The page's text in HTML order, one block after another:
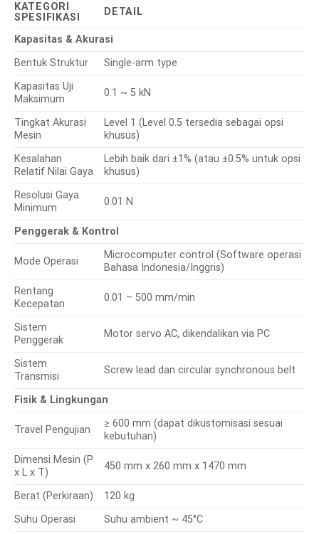
KATEGORI
SPESIFIKASI
DETAIL
Kapasitas & Akurasi
Bentuk Struktur
Single-arm type
Kapasitas Uji
Maksimum
0.1 ~ 5 kN
Tingkat Akurasi
Mesin
Level 1 (Level 0.5 tersedia sebagai opsi
khusus)
Kesalahan
Relatif Nilai Gaya
Lebih baik dari ±1% (atau ±0.5% untuk opsi
khusus)
Resolusi Gaya
Minimum
0.01 N
Penggerak & Kontrol
Mode Operasi
Microcomputer control (Software operasi
Bahasa Indonesia/Inggris)
Rentang
Kecepatan
0.01 – 500 mm/min
Sistem
Penggerak
Motor servo AC, dikendalikan via PC
Sistem
Transmisi
Screw lead dan circular synchronous belt
Fisik & Lingkungan
Travel Pengujian
≥ 600 mm (dapat dikustomisasi sesuai
kebutuhan)
Dimensi Mesin (P
x L x T)
450 mm x 260 mm x 1470 mm
Berat (Perkiraan)
120 kg
Suhu Operasi
Suhu ambient ~ 45°C